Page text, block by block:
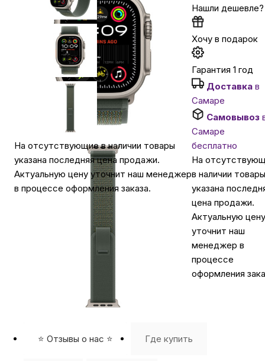
Подарочные сертификаты
На отсутствующие в наличии товары
указана последняя цена продажи.
Актуальную цену уточнит наш менеджер
в процессе оформления заказа.
Нашли дешевле?
Хочу в подарок
Гарантия 1 год
Доставка в
Самаре
Самовывоз
Самаре
бесплатно
На
в наличии товары
указана
цена продажи.
Актуальную цену
уточнит наш
менеджер в
процессе
оформления
⭐️ Отзывы о нас ⭐️ Где купить